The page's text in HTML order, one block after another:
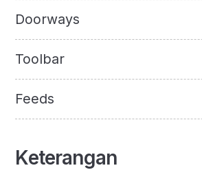
Doorways
Toolbar
Feeds
Keterangan